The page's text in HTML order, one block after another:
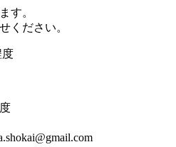
す。
ください。
度